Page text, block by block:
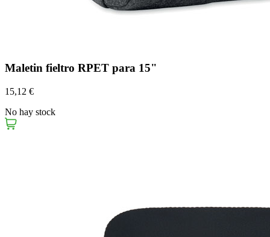
Maletin fieltro RPET para 15"
15,12 €
No hay stock